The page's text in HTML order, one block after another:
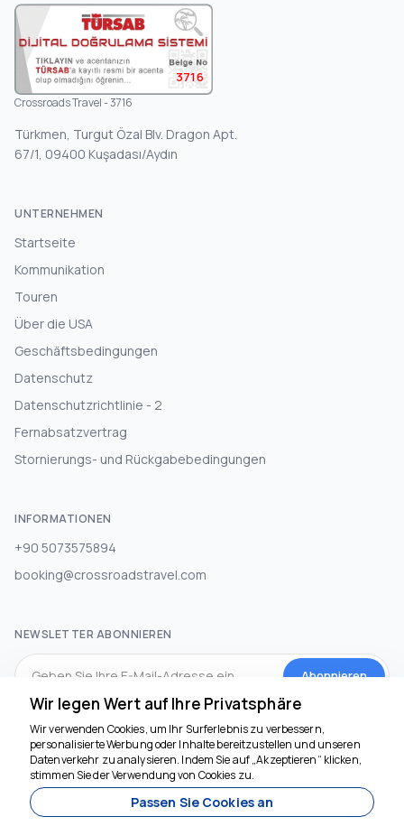
3716
Crossroads Travel - 3716
Türkmen, Turgut Özal Blv. Dragon Apt.
67/1, 09400 Kuşadası/Aydın
UNTERNEHMEN
Startseite
Kommunikation
Touren
Über die USA
Geschäftsbedingungen
Datenschutz
Datenschutzrichtlinie - 2
Fernabsatzvertrag
Stornierungs- und Rückgabebedingungen
INFORMATIONEN
+90 5073575894
booking@crossroadstravel.com
NEWSLETTER ABONNIEREN
Abonnieren
SOZIALEN MEDIEN
Wir legen Wert auf Ihre Privatsphäre
Wir verwenden Cookies, um Ihr Surferlebnis zu verbessern,
personalisierte Werbung oder Inhalte bereitzustellen und unseren
Datenverkehr zu analysieren. Indem Sie auf „Akzeptieren“ klicken,
stimmen Sie der Verwendung von Cookies zu.
Passen Sie Cookies an